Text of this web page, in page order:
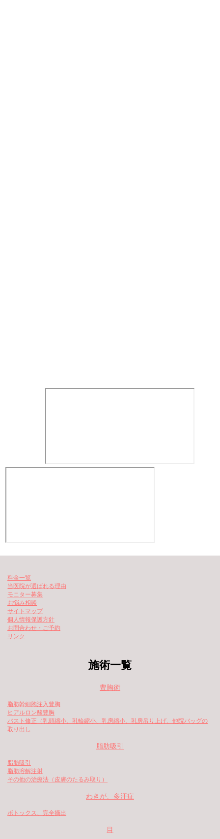
料金一覧
当医院が選ばれる理由
モニター募集
お悩み相談
サイトマップ
個人情報保護方針
お問合わせ・ご予約
リンク
施術一覧
豊胸術
脂肪幹細胞注入豊胸
ヒアルロン酸豊胸
バスト修正（乳頭縮小、乳輪縮小、乳房縮小、乳房吊り上げ、他院バッグの
取り出し
脂肪吸引
脂肪吸引
脂肪溶解注射
その他の治療法（皮膚のたるみ取り）
わきが、多汗症
ボトックス、完全摘出
目